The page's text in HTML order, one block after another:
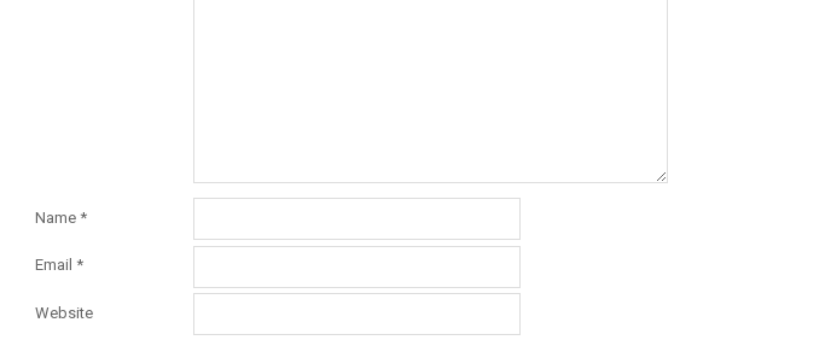
Name *
Email *
Website